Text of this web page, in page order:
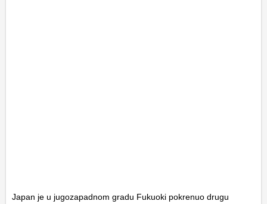
Japan je u jugozapadnom gradu Fukuoki pokrenuo drugu